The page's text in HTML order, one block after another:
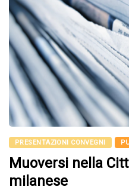
PRESENTAZIONI CONVEGNI
Muoversi nella
milanese